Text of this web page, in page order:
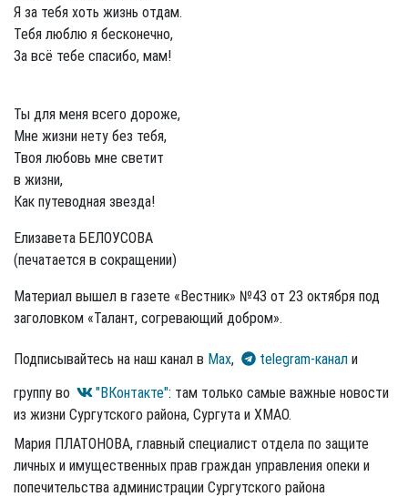
Я за тебя хоть жизнь отдам.
Тебя люблю я бесконечно,
За всё тебе спасибо, мам!
Ты для меня всего дороже,
Мне жизни нету без тебя,
Твоя любовь мне светит
в жизни,
Как путеводная звезда!
Елизавета БЕЛОУСОВА
(печатается в сокращении)
Материал вышел в газете «Вестник» №43 от 23 октября под
заголовком «Талант, согревающий добром».
Подписывайтесь на наш канал в Max, telegram-канал и
группу во
"ВКонтакте": там только самые важные новости
из жизни Сургутского района, Сургута и ХМАО.
Мария ПЛАТОНОВА, главный специалист отдела по защите
личных и имущественных прав граждан управления опеки и
попечительства администрации Сургутского района